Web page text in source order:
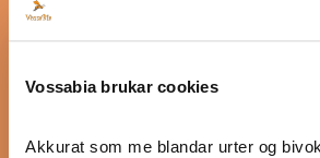
Vossabia brukar cookies
Akkurat som me blandar urter og